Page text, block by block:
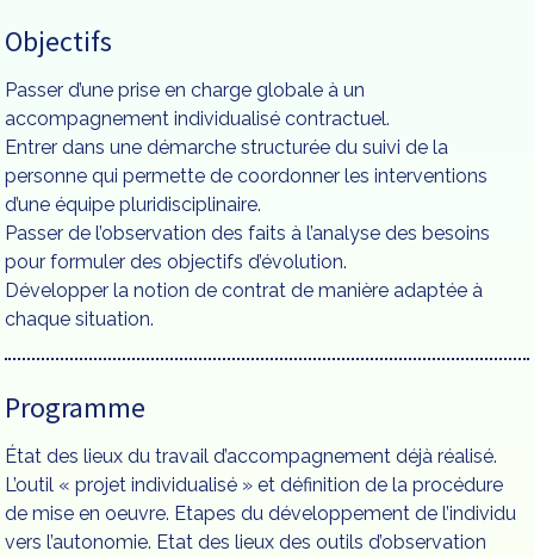
Objectifs
Passer d’une prise en charge globale à un
accompagnement individualisé contractuel.
Entrer dans une démarche structurée du suivi de la
personne qui permette de coordonner les interventions
d’une équipe pluridisciplinaire.
Passer de l’observation des faits à l’analyse des besoins
pour formuler des objectifs d’évolution.
Développer la notion de contrat de manière adaptée à
chaque situation.
Programme
État des lieux du travail d’accompagnement déjà réalisé.
L’outil « projet individualisé » et définition de la procédure
de mise en oeuvre. Etapes du développement de l’individu
vers l’autonomie. Etat des lieux des outils d’observation